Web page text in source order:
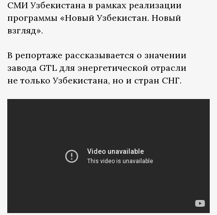
СМИ Узбекистана в рамках реализации
программы «Новый Узбекистан. Новый
взгляд».
В репортаже рассказывается о значении
завода GTL для энергетической отрасли
не только Узбекистана, но и стран СНГ.